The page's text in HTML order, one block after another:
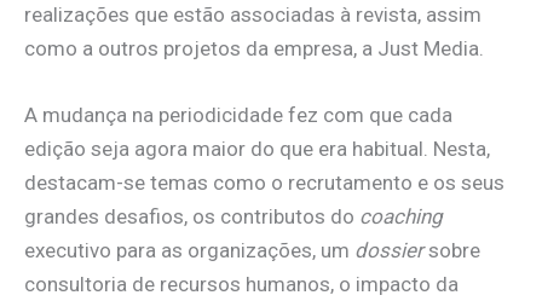
realizações que estão associadas à revista, assim
como a outros projetos da empresa, a Just Media.
A mudança na periodicidade fez com que cada
edição seja agora maior do que era habitual. Nesta,
destacam-se temas como o recrutamento e os seus
grandes desafios, os contributos do coaching
executivo para as organizações, um dossiersobre
consultoria de recursos humanos, o impacto da